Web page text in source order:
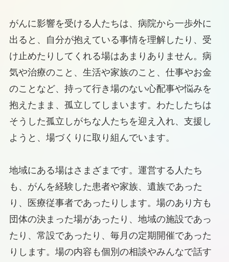
がんに影響を受ける人たちは、病院から一歩外に
出ると、自分が抱えている事情を理解したり、受
け止めたりしてくれる場はあまりありません。病
気や治療のこと、生活や家族のこと、仕事やお金
のことなど、持って行き場のない心配事や悩みを
抱えたまま、孤立してしまいます。わたしたちは
そうした孤立しがちな人たちを迎え入れ、支援し
ようと、場づくりに取り組んでいます。
地域にある場はさまざまです。運営する人たち
も、がんを経験した患者や家族、遺族であった
り、医療従事者であったりします。場のあり方も
団体の決まった場があったり、地域の施設であっ
たり、常設であったり、毎月の定期開催であった
りします。場の内容も個別の相談やみんなで話す